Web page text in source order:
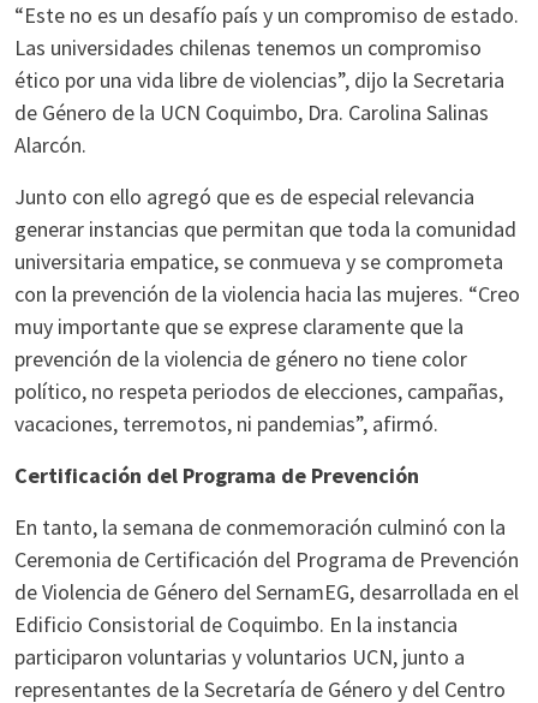
“Este no es un desafío país y un compromiso de estado.
Las universidades chilenas tenemos un compromiso
ético por una vida libre de violencias”, dijo la Secretaria
de Género de la UCN Coquimbo, Dra. Carolina Salinas
Alarcón.
Junto con ello agregó que es de especial relevancia
generar instancias que permitan que toda la comunidad
universitaria empatice, se conmueva y se comprometa
con la prevención de la violencia hacia las mujeres. “Creo
muy importante que se exprese claramente que la
prevención de la violencia de género no tiene color
político, no respeta periodos de elecciones, campañas,
vacaciones, terremotos, ni pandemias”, afirmó.
Certificación del Programa de Prevención
En tanto, la semana de conmemoración culminó con la
Ceremonia de Certificación del Programa de Prevención
de Violencia de Género del SernamEG, desarrollada en el
Edificio Consistorial de Coquimbo. En la instancia
participaron voluntarias y voluntarios UCN, junto a
representantes de la Secretaría de Género y del Centro